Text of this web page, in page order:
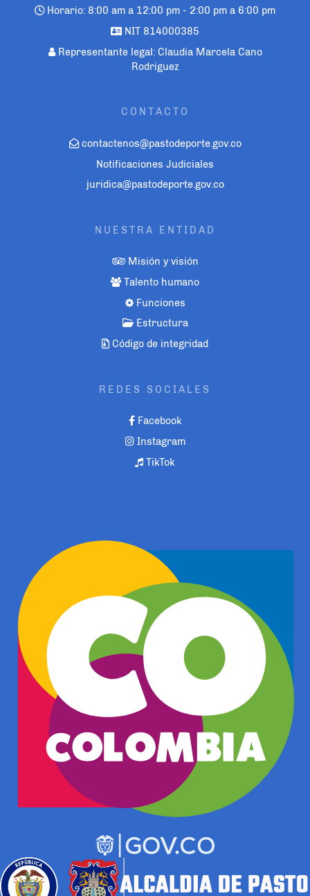
Horario: 8:00 am a 12:00 pm - 2:00 pm a 6:00 pm
NIT 814000385
Representante legal: Claudia Marcela Cano
Rodriguez
CONTACTO
contactenos@pastodeporte.gov.co
Notificaciones Judiciales
juridica@pastodeporte.gov.co
NUESTRA ENTIDAD
Misión y visión
Talento humano
Funciones
Estructura
Código de integridad
REDES SOCIALES
Facebook
Instagram
TikTok